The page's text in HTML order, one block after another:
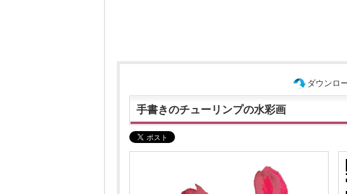
ダウンロ
手書きのチューリンプの水彩画